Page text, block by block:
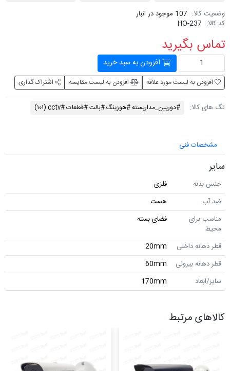
وضعیت کالا: 107 موجود در انبار
کد کالا: HO-237
تماس بگیرید
افزودن به سبد خرید
افزودن به لیست مورد علاقه افزودن به لیست مقایسه اشتراک گذاری
تگ های کالا: #دوربین_مداربسته #هوزینگ #بالت #قطعات #cctv (۱۰۱)
مشخصات فنی
سایر
جنس بدنه
فلزی
ضد آب
هست
مناسب برای
محیط
فضای بسته
قطر دهانه داخلی
20mm
قطر دهانه بیرونی
60mm
سایز/ابعاد
170mm
کالاهای مرتبط